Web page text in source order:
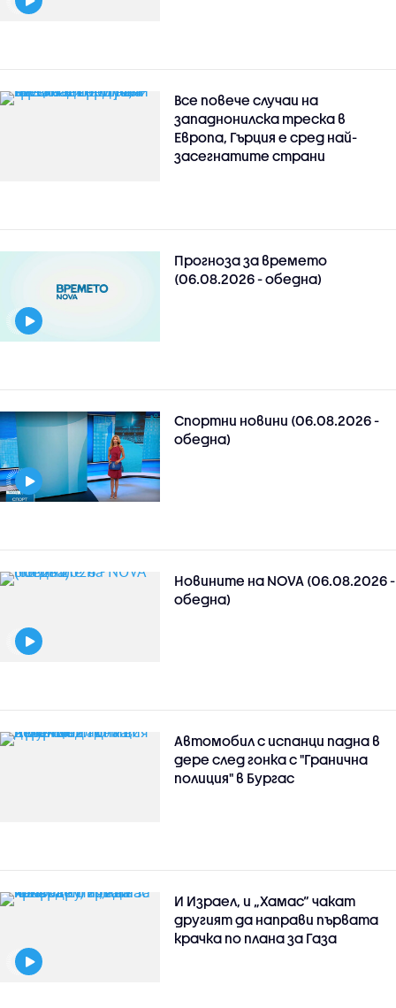
Все повече случаи на
западнонилска треска в
Европа, Гърция е сред най-
засегнатите страни
Прогноза за времето
(06.08.2026 - обедна)
Спортни новини (06.08.2026 -
обедна)
Новините на NOVA (06.08.2026 -
обедна)
Автомобил с испанци падна в
дере след гонка с "Гранична
полиция" в Бургас
И Израел, и „Хамас“ чакат
другият да направи първата
крачка по плана за Газа